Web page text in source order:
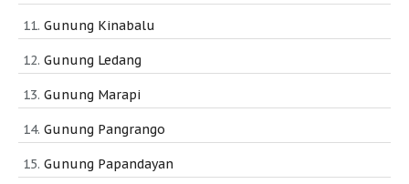
Gunung Kinabalu
Gunung Ledang
Gunung Marapi
Gunung Pangrango
Gunung Papandayan